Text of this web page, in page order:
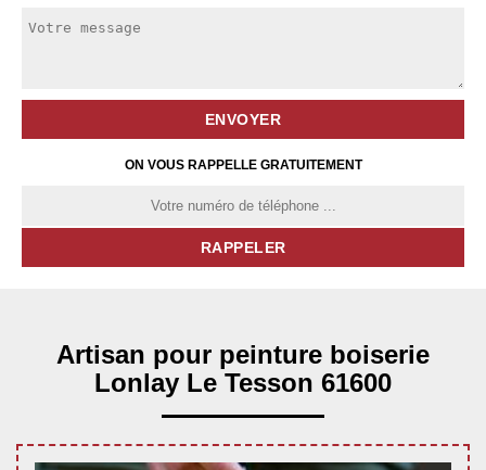
ON VOUS RAPPELLE GRATUITEMENT
Artisan pour peinture boiserie
Lonlay Le Tesson 61600